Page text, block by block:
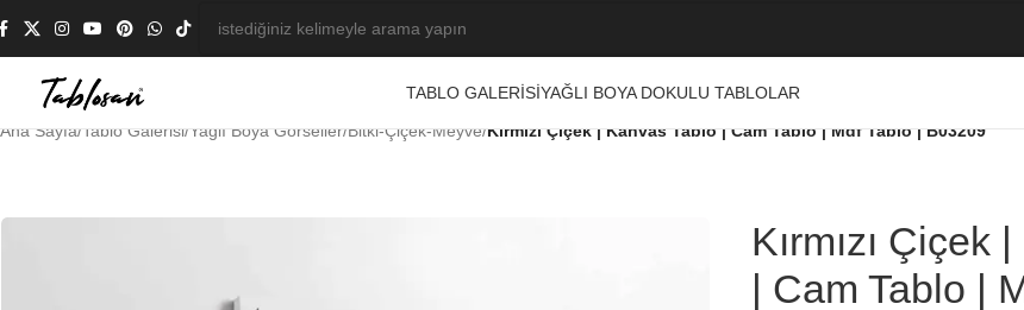
TABLO GALERISIYAĞLI BOYA DOKULU TABLOLAR
Ana Sayfa/ Tablo Galerisi/ Yağlı Boya Görseller/Bitki-Çiçek-Meyve/Kırmızı Çiçek | Kanvas Tablo | Cam Tablo | Mdf Tablo | B03209
Kırmızı Çiçek
| Cam Tablo |